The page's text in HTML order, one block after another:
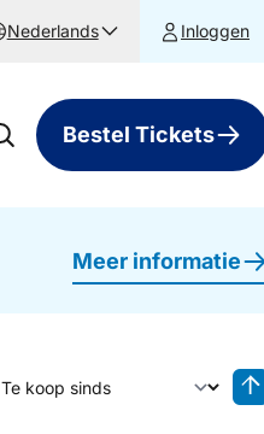
Nederlands Inloggen
Bestel Tickets
Meer informatie
Sorteer op